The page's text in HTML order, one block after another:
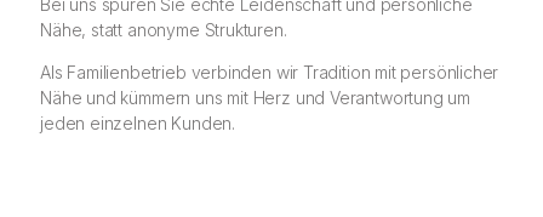
Bei uns spüren Sie echte Leidenschaft und persönliche
Nähe, statt anonyme Strukturen.
Als Familienbetrieb verbinden wir Tradition mit persönlicher
Nähe und kümmern uns mit Herz und Verantwortung um
jeden einzelnen Kunden.